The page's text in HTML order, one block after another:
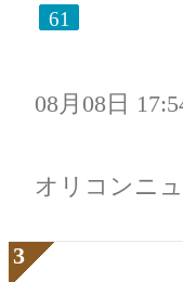
61
08月08日
オリコンニ